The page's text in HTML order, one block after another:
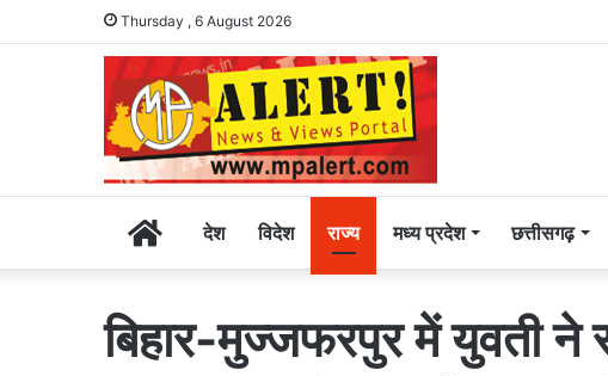
Thursday , 6 August 2026
Homeदेश विदेश राज्य मध्य प्रदेश छत्तीसगढ़
बिहार-मुज्जफरपुर में युवती ने